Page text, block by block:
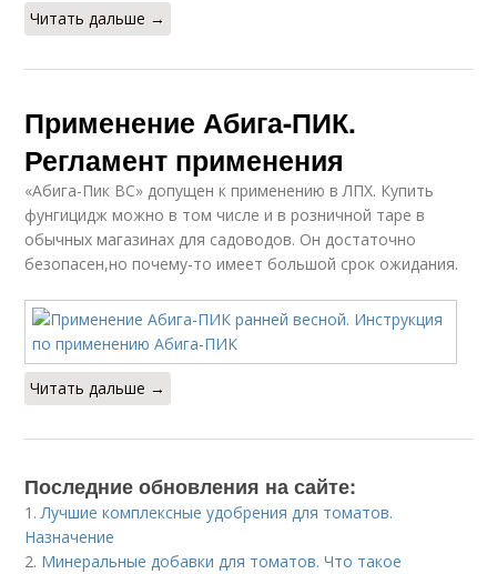
Читать дальше →
Применение Абига-ПИК.
Регламент применения
«Абига-Пик ВС» допущен к применению в ЛПХ. Купить
фунгицидж можно в том числе и в розничной таре в
обычных магазинах для садоводов. Он достаточно
безопасен,но почему-то имеет большой срок ожидания.
Читать дальше →
Последние обновления на сайте:
1. Лучшие комплексные удобрения для томатов.
Назначение
2. Минеральные добавки для томатов. Что такое